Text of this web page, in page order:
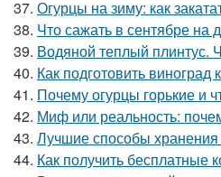
37. Огурцы на зиму: как
38. Что сажать в сентябре на
39. Водяной теплый плинтус.
40. Как подготовить
41. Почему огурцы горькие и
42. Миф или реальность:
43. Лучшие способы хранения
44. Как получить бесплатные